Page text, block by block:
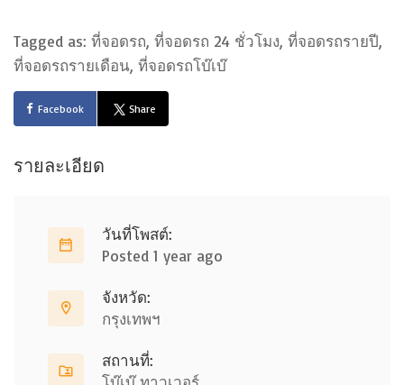
Tagged as: ที่จอดรถ, ที่จอดรถ 24 ชั่วโมง, ที่จอดรถรายปี,
ที่จอดรถรายเดือน, ที่จอดรถโบ๊เบ๊
Facebook Share
รายละเอียด
วันที่โพสต์:
Posted 1 year ago
จังหวัด:
กรุงเทพฯ
สถานที่: